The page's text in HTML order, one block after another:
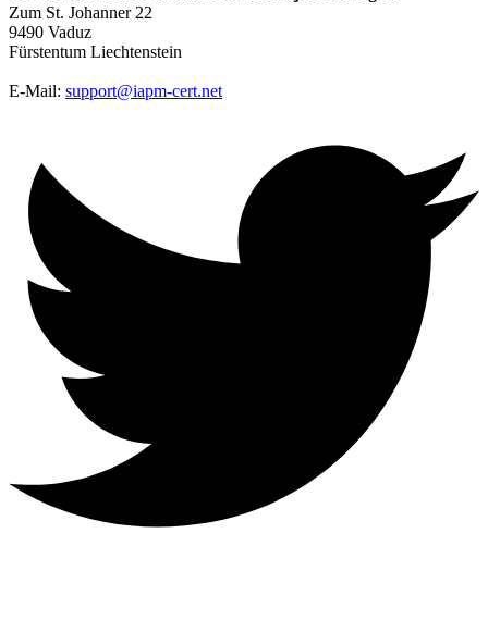
Zum St. Johanner 22
9490 Vaduz
Fürstentum Liechtenstein
E-Mail: support@iapm-cert.net